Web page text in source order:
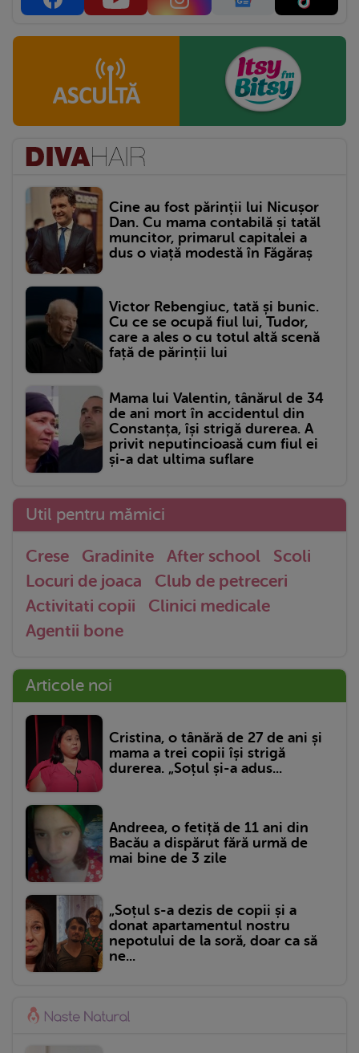
Cine au fost părinții lui Nicușor
Dan. Cu mama contabilă și tatăl
muncitor, primarul capitalei a
dus o viață modestă în Făgăraș
Victor Rebengiuc, tată și bunic.
Cu ce se ocupă fiul lui, Tudor,
care a ales o cu totul altă scenă
față de părinții lui
Mama lui Valentin, tânărul de 34
de ani mort în accidentul din
Constanța, își strigă durerea. A
privit neputincioasă cum fiul ei
și-a dat ultima suflare
Util pentru mămici
Crese Gradinite After school
Scoli
Locuri de joaca
Club de petreceri
Activitati copii
Clinici medicale
Agentii bone
Articole noi
Cristina, o tânără de 27 de ani și
mama a trei copii își strigă
durerea. „Soțul și-a adus...
Andreea, o fetiță de 11 ani din
Bacău a dispărut fără urmă de
mai bine de 3 zile
„Soțul s-a dezis de copii și a
donat apartamentul nostru
nepotului de la soră, doar ca să
ne...